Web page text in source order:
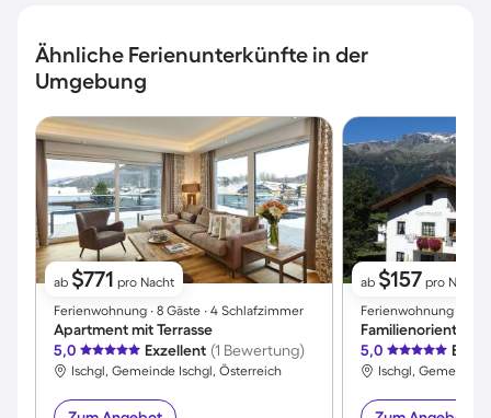
Ähnliche Ferienunterkünfte in der
Umgebung
ab $771 pro Nacht
Ferienwohnung ∙ 8 Gäste ∙ 4 Schlafzimmer
Apartment mit Terrasse
5,0
Exzellent (1 Bewertung)
Ischgl, Gemeinde Ischgl, Österreich
ab $157 pro Nacht
Ferienwohnung ∙ 2
5,0
Ischgl, Gemeinde